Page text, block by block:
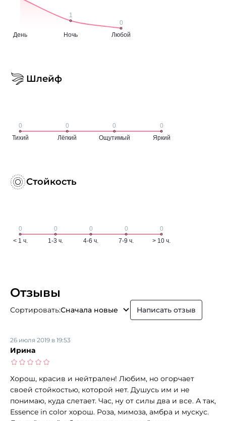
Шлейф
Стойкость
Отзывы
Сортировать:Сначала новые Написать отзыв
Ирина
26 июля 2019 в 19:53
Хорош, красив и нейтрален! Любим, но огорчает
своей стойкостью, которой нет. Душусь им и не
понимаю, куда слетает. Час, ну от силы два и все. А так,
Essence in color хорош. Роза, мимоза, амбра и мускус.